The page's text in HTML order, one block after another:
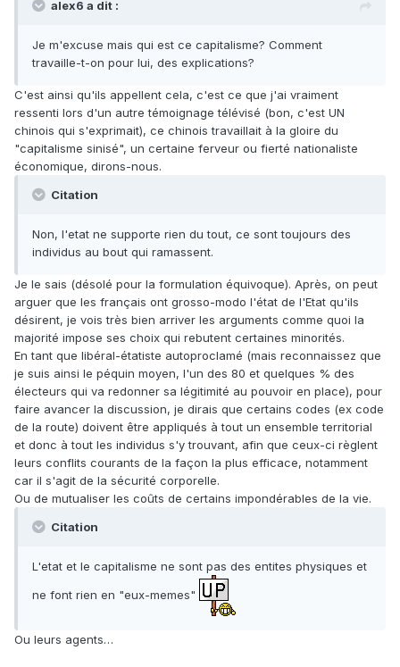
alex6 a dit :
Je m'excuse mais qui est ce capitalisme? Comment
travaille-t-on pour lui, des explications?
C'est ainsi qu'ils appellent cela, c'est ce que j'ai vraiment
ressenti lors d'un autre témoignage télévisé (bon, c'est UN
chinois qui s'exprimait), ce chinois travaillait à la gloire du
"capitalisme sinisé", un certaine ferveur ou fierté nationaliste
économique, dirons-nous.
Citation
Non, l'etat ne supporte rien du tout, ce sont toujours des
individus au bout qui ramassent.
Je le sais (désolé pour la formulation équivoque). Après, on peut
arguer que les français ont grosso-modo l'état de l'Etat qu'ils
désirent, je vois très bien arriver les arguments comme quoi la
majorité impose ses choix qui rebutent certaines minorités.
En tant que libéral-étatiste autoproclamé (mais reconnaissez que
je suis ainsi le péquin moyen, l'un des 80 et quelques % des
électeurs qui va redonner sa légitimité au pouvoir en place), pour
faire avancer la discussion, je dirais que certains codes (ex code
de la route) doivent être appliqués à tout un ensemble territorial
et donc à tout les individus s'y trouvant, afin que ceux-ci règlent
leurs conflits courants de la façon la plus efficace, notamment
car il s'agit de la sécurité corporelle.
Ou de mutualiser les coûts de certains impondérables de la vie.
Citation
L'etat et le capitalisme ne sont pas des entites physiques et
ne font rien en "eux-memes"
Ou leurs agents…